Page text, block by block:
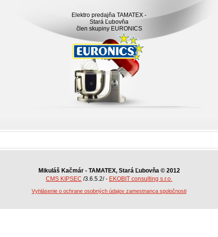
Elektro predajňa TAMATEX -
Stará Ľubovňa
člen skupiny EURONICS
Mikuláš Kačmár - TAMATEX, Stará Ľubovňa © 2012
CMS KIPSEC /3.6.5.2/ - EKOBIT consulting s.r.o.
Vyhlásenie o ochrane osobných údajov zamestnanca spoločnosti